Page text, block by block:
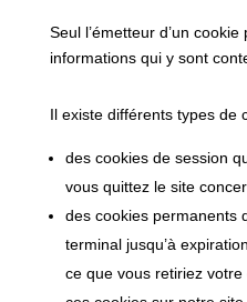
Seul l’émetteur d’un
informations qui y sont
Il existe différents types de
des cookies de session
vous quittez le site
des cookies permanents
terminal jusqu’à
ce que vous retiriez